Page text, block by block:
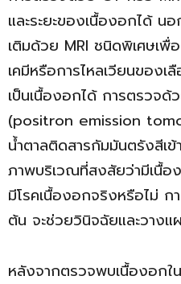
และระยะของเนื้องอกได้ น
เติมด้วย MRI ชนิดพิเศษเพื่
เคมีหรือการไหลเวียนของ
เป็นเนื้องอกได้ การตรวจ
(positron emission
น้ำตาลติดสารกัมมันตรังสีเ
ภาพบริเวณที่สงสัยว่ามีเนื้
มีโรคเนื้องอกจริงหรือไม่
ต้น จะช่วยวินิจฉัยและวางแ
หลังจากตรวจพบเนื้องอกใ